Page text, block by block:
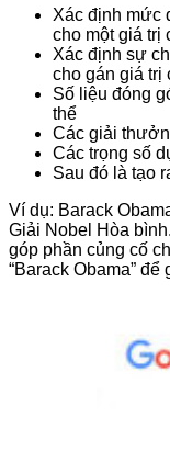
Xác định mức
cho một giá trị
Xác định sự
cho gán giá trị
Số liệu đóng
thể
Các giải
Các trọng số
Sau đó là tạo
Ví dụ: Barack
Giải Nobel Hòa
góp phần củng cố
“Barack Obama”